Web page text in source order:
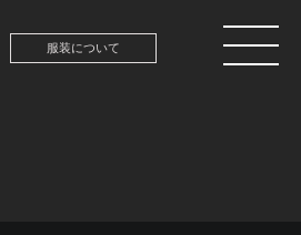
服装について